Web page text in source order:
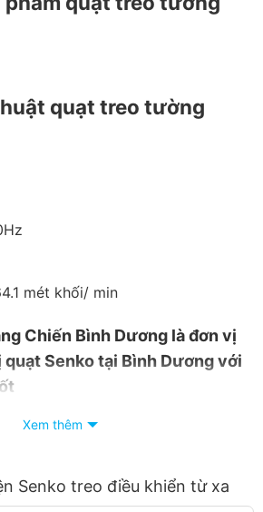
quạt treo tường
mét khối/ min
Chiến Bình Dương là đơn vị
Senko tại Bình Dương với
trong khu vực.
nhất.
Xem thêm
Senko treo điều khiển từ xa